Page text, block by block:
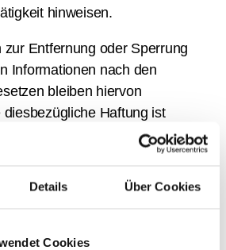
Details Über Cookies
Cookies
hinweisen.
zur Entfernung oder Sperrung
Informationen nach den
bleiben hiervon
diesbezügliche Haftung ist
Zeitpunkt der Kenntnis
Rechtsverletzung möglich.
von entsprechenden
werden wir diese Inhalte